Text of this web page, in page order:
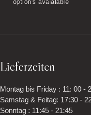
option's avaialable
Lieferzeiten
Montag bis Friday : 11: 00 -
Samstag & Feitag: 17:30 -
Sonntag : 11:45 - 21:45